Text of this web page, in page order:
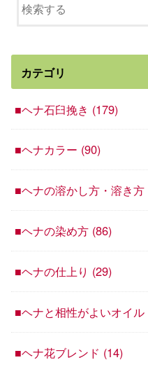
カテゴリ
■ヘナ石臼挽き (179)
■ヘナカラー (90)
■ヘナの溶かし方・溶き方
■ヘナの染め方 (86)
■ヘナの仕上り (29)
■ヘナと相性がよいオイル
■ヘナ花ブレンド (14)